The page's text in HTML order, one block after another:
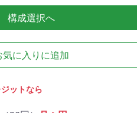
構成選択へ
気に入りに追加
ットなら